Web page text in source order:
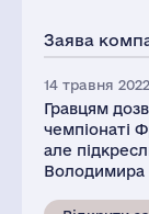
Заява
14 травня 2022
Гравцям
чемпіонаті
але
Володимира